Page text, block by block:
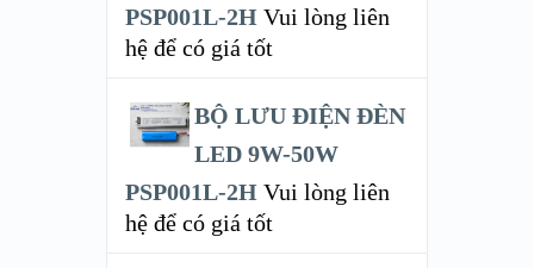
PSP001L-2H Vui lòng liên
hệ để có giá tốt
BỘ LƯU ĐIỆN ĐÈN
LED 9W-50W
PSP001L-2H Vui lòng liên
hệ để có giá tốt